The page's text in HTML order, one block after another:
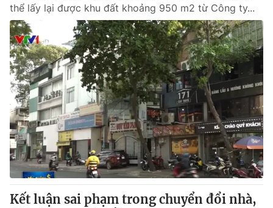
thể lấy lại được khu đất khoảng 950 m2 từ Công ty...
Kết luận sai phạm trong chuyển đổi nhà,